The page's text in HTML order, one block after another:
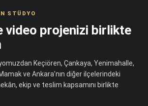
STÜDYO
video projenizi birlikte
Keçiören, Çankaya, Yenimahalle,
ve Ankara’nın diğer ilçelerindeki
ekip ve teslim kapsamını birlikte